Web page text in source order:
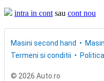
intra in cont sau cont nou
Masini second hand
Termeni si conditii
© 2026 Auto.ro